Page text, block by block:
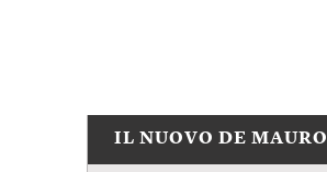
IL NUOVO DE MAURO